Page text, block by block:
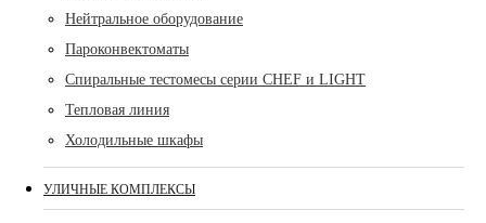
Нейтральное оборудование
Пароконвектоматы
Спиральные тестомесы серии CHEF и LIGHT
Тепловая линия
Холодильные шкафы
УЛИЧНЫЕ КОМПЛЕКСЫ